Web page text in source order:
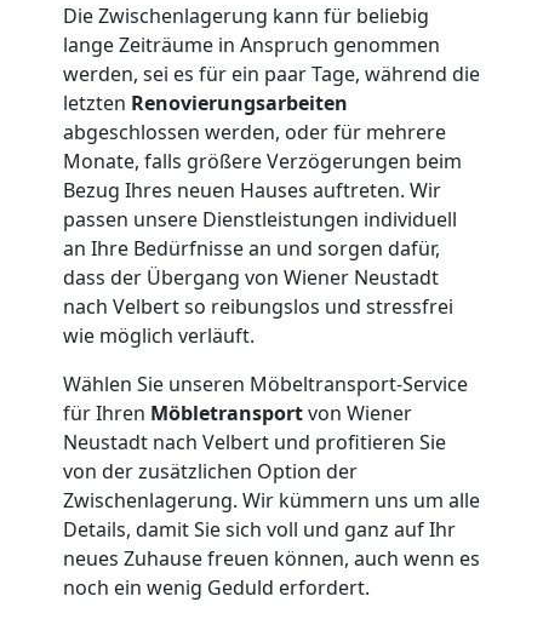
Die Zwischenlagerung kann für beliebig
lange Zeiträume in Anspruch genommen
werden, sei es für ein paar Tage, während die
letzten Renovierungsarbeiten
abgeschlossen werden, oder für mehrere
Monate, falls größere Verzögerungen beim
Bezug Ihres neuen Hauses auftreten. Wir
passen unsere Dienstleistungen individuell
an Ihre Bedürfnisse an und sorgen dafür,
dass der Übergang von Wiener Neustadt
nach Velbert so reibungslos und stressfrei
wie möglich verläuft.
Wählen Sie unseren Möbeltransport-Service
für Ihren Möbletransportvon Wiener
Neustadt nach Velbert und profitieren Sie
von der zusätzlichen Option der
Zwischenlagerung. Wir kümmern uns um alle
Details, damit Sie sich voll und ganz auf Ihr
neues Zuhause freuen können, auch wenn es
noch ein wenig Geduld erfordert.
Qualitäts-
Umzüge
Wiener
Neustadt
Vereinsumzug
Wiener
Neustadt
Anfrage